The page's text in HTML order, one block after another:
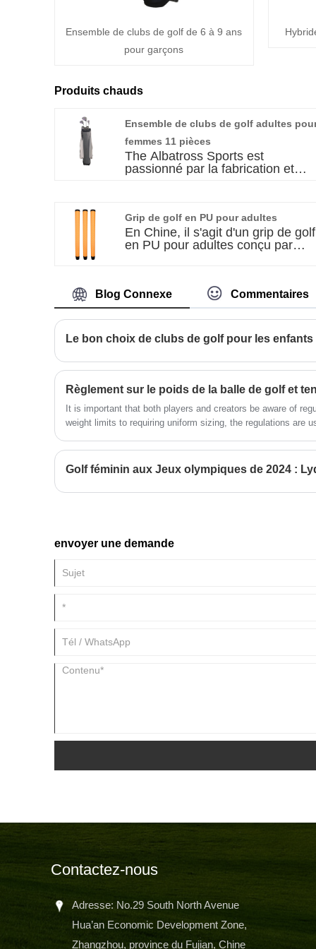
Ensemble de clubs de golf de 6 à 9 ans
pour garçons
Produits chauds
Ensemble de clubs de golf adultes
femmes 11 pièces
The Albatross Sports est
passionné par la fabrication et
sans compromettre la qualité. Cet
ensemble de clubs de golf pour
adultes pour femmes 11 pièces
et d'excellentes performances.
Grip de golf en PU pour adultes
En Chine, il s'agit d'un grip de golf
en PU pour adultes conçu par
polyuréthane souple. Sa fonction
principale est de permettre au
golfeur de se sentir plus à l'aise
lorsqu'il tient le club, moins
susceptible de se fatiguer, et en
même temps d'assurer une prise
stable lors du swing et moins
susceptible de glisser.
Blog Connexe Commentaires
Le bon choix de clubs de golf pour les enfants
Règlement sur le poids de la balle de golf et
It is important that both players and creators be aware of
weight limits to requiring uniform sizing, the regulations are
envoyer une demande
Contactez-nous
Adresse: No.29 South North Avenue
Hua’an Economic Development Zone,
Zhangzhou, province du Fujian, Chine